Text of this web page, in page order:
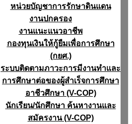
หน่วยบัญชาการรักษาดินแดน
งานปกครอง
งานแนะแนวอาชีพ
กองทุนเงินให้กู้ยืมเพื่อการศึกษา
(กยศ.)
ระบบติดตามภาวะการมีงานทำและ
การศึกษาต่อของผู้สำเร็จการศึกษา
อาชีวศึกษา (V-COP)
นักเรียน/นักศึกษา ค้นหางานและ
สมัครงาน (V-COP)